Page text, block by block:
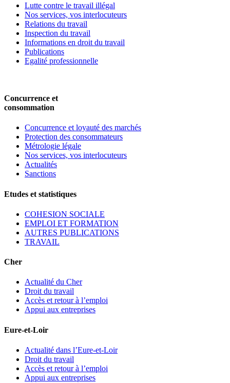
Lutte contre le travail illégal
Nos services, vos interlocuteurs
Relations du travail
Inspection du travail
Informations en droit du travail
Publications
Egalité professionnelle
Concurrence et
consommation
Concurrence et loyauté des marchés
Protection des consommateurs
Métrologie légale
Nos services, vos interlocuteurs
Actualités
Sanctions
Etudes et statistiques
COHESION SOCIALE
EMPLOI ET FORMATION
AUTRES PUBLICATIONS
TRAVAIL
Cher
Actualité du Cher
Droit du travail
Accès et retour à l’emploi
Appui aux entreprises
Eure-et-Loir
Actualité dans l’Eure-et-Loir
Droit du travail
Accès et retour à l’emploi
Appui aux entreprises